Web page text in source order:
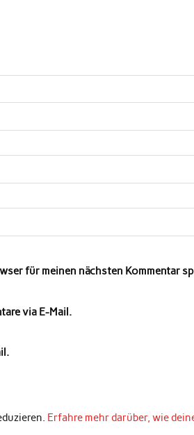
für meinen nächsten Kommentar
via E-Mail.
Erfahre mehr darüber, wie